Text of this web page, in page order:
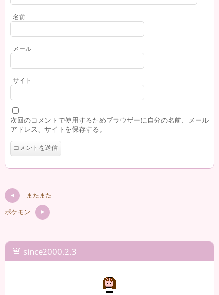
名前
メール
サイト
次回のコメントで使用するためブラウザーに自分の名前、メール
アドレス、サイトを保存する。
またまた
ポケモン
since2000.2.3